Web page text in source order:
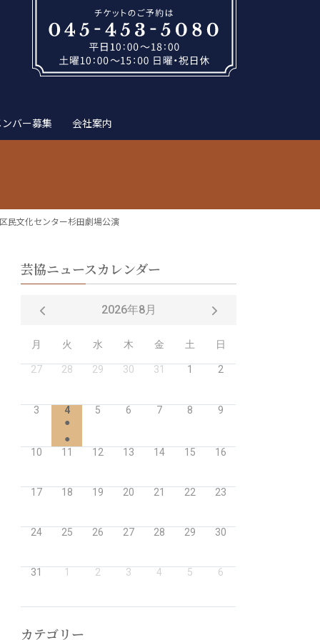
バー募集 会社案内
民文化センター杉田劇場公演
芸協ニュースカレンダー
2026年8月
月 火 水 木 金 土 日
27 28 29 30 31 1 2
3 4 5 6 7 8 9
●
●
10 11 12 13 14 15 16
17 18 19 20 21 22 23
24 25 26 27 28 29 30
31 1 2 3 4 5 6
カテゴリー